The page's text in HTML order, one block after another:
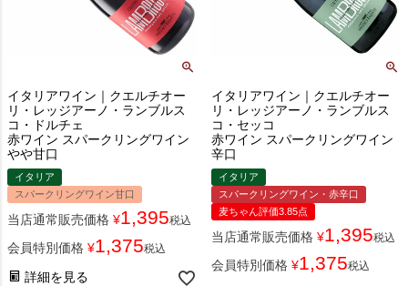
イタリアワイン｜クエルチオー
リ・レッジアーノ・ランブルス
コ・ドルチェ
赤ワイン スパークリングワイン
やや甘口
イタリア
スパークリングワイン甘口
当店通常販売価格 ¥1,395税込
会員特別価格 ¥1,375税込
詳細を見る
イタリアワイン｜クエルチオー
リ・レッジアーノ・ランブルス
コ・セッコ
赤ワイン スパークリングワイン
辛口
イタリア
スパークリングワイン・赤辛口
麦ちゃん評価3.85点
当店通常販売価格 ¥1,395税込
会員特別価格 ¥1,375税込